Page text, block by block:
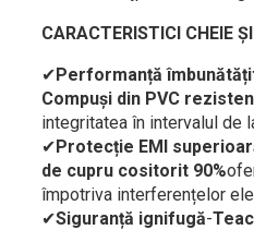
CARACTERISTICI CHEIE
✔Performanță
Compuși din PVC
integritatea în intervalul de
✔Protecție EMI
de cupru cositorit 90%
împotriva interferențelor
✔Siguranță ignifugă-